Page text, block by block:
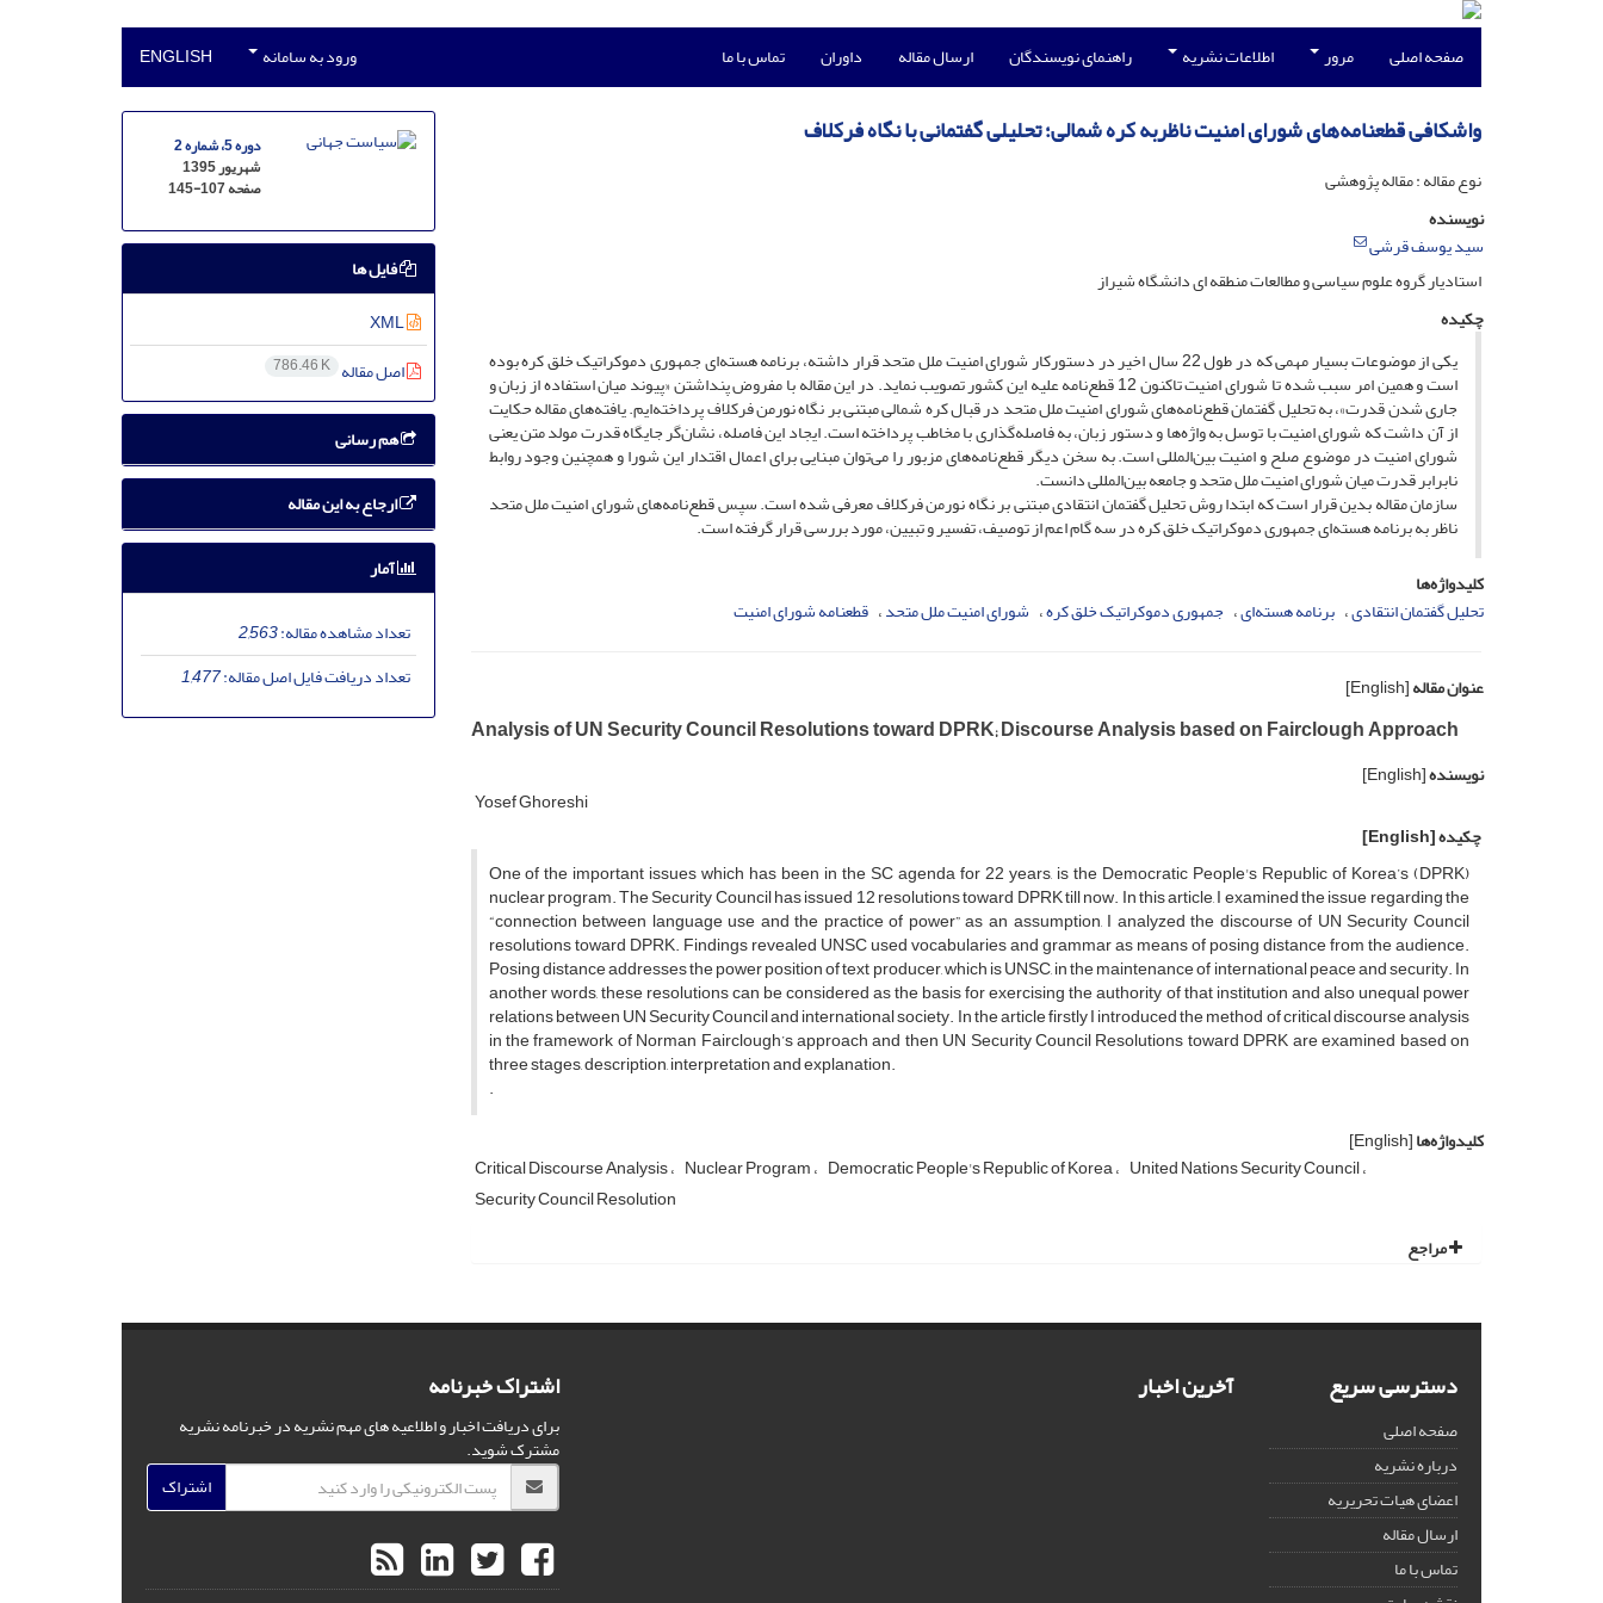
صفحه اصلی مرور اطلاعات نشریه راهنمای نویسندگان ارسال مقاله داوران تماس با ما ورود به سامانه ENGLISH
واشکافی قطعنامه‌های شورای امنیت ناظربه کره شمالی؛ تحلیلی گفتمانی با نگاه فرکلاف
نوع مقاله : مقاله پژوهشی
نویسنده
سید یوسف قرشی
استادیار گروه علوم سیاسی و مطالعات منطقه ای دانشگاه شیراز
چکیده
یکی از موضوعات بسیار مهمی که در طول 22 سال اخیر در دستورکار شورای امنیت ملل متحد قرار داشته، برنامه هسته‌ای جمهوری دموکراتیک خلق کره بوده
است و همین امر سبب شده تا شورای امنیت تاکنون 12 قطع‌نامه علیه این کشور تصویب نماید. در این مقاله با مفروض پنداشتن «پیوند میان استفاده از زبان و
جاری شدن قدرت»، به تحلیل گفتمان قطع‌نامه‌های شورای امنیت ملل متحد در قبال کره شمالی مبتنی بر نگاه نورمن فرکلاف پرداخته‌ایم. یافته‌‌‌های مقاله حکایت
از آن داشت که شورای امنیت با توسل به واژه‌ها و دستور زبان، به فاصله‌گذاری با مخاطب پرداخته است. ایجاد این فاصله، نشان‌گر جایگاه قدرت مولد متن یعنی
شورای امنیت در موضوع صلح و امنیت بین‌المللی است. به سخن دیگر قطع‌نامه‌های مزبور را می‌توان مبنایی برای اعمال اقتدار این شورا و همچنین وجود روابط
نابرابر قدرت میان شورای امنیت ملل متحد و جامعه بین‌المللی دانست.
سازمان مقاله بدین قرار است که ابتدا روش تحلیل گفتمان انتقادی مبتنی بر نگاه نورمن فرکلاف معرفی شده است. سپس قطع‌نامه‌های شورای امنیت ملل متحد
ناظر به برنامه هسته‌ای جمهوری دموکراتیک خلق کره در سه گام اعم از توصیف، تفسیر و تبیین، مورد بررسی قرار گرفته است.
کلیدواژه‌ها
تحلیل گفتمان انتقادی برنامه هسته‌ای جمهوری دموکراتیک خلق کره شورای امنیت ملل متحد قطعنامه شورای امنیت
عنوان مقاله[English]
Analysis of UN Security Council Resolutions toward DPRK; Discourse Analysis based on Fairclough Approach
نویسنده[English]
Yosef Ghoreshi
چکیده[English]
One of the important issues which has been in the SC agenda for 22 years, is the Democratic People's Republic of Korea’s (DPRK)
nuclear program. The Security Council has issued 12 resolutions toward DPRK till now. In this article, I examined the issue regarding the
“connection between language use and the practice of power” as an assumption, I analyzed the discourse of UN Security Council
resolutions toward DPRK. Findings revealed UNSC used vocabularies and grammar as means of posing distance from the audience.
Posing distance addresses the power position of text producer, which is UNSC, in the maintenance of international peace and security. In
another words, these resolutions can be considered as the basis for exercising the authority of that institution and also unequal power
relations between UN Security Council and international society. In the article firstly I introduced the method of critical discourse analysis
in the framework of Norman Fairclough’s approach and then UN Security Council Resolutions toward DPRK are examined based on
three stages, description, interpretation and explanation.
.
کلیدواژه‌ها[English]
Critical Discourse Analysis Nuclear Program Democratic People's Republic of Korea United Nations Security Council
Security Council Resolution
مراجع
دوره 5، شماره 2
شهریور 1395
صفحه145-107
فایل ها
XML
اصل مقاله 786.46 K
هم رسانی
ارجاع به این مقاله
آمار
تعداد مشاهده مقاله:2,563
تعداد دریافت فایل اصل مقاله:1,477
دسترسی سریع
صفحه اصلی
درباره نشریه
اعضای هیات تحریریه
ارسال مقاله
تماس با ما
آخرین اخبار اشتراک خبرنامه
برای دریافت اخبار و اطلاعیه های مهم نشریه در خبرنامه نشریه
مشترک شوید.
اشتراک